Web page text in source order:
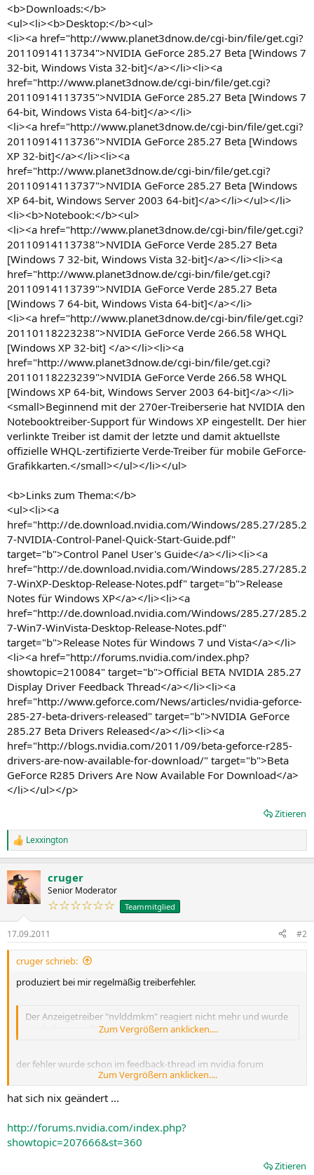
<b>Downloads:</b>
<ul><li><b>Desktop:</b><ul>
<li><a href="http://www.planet3dnow.de/cgi-bin/file/get.cgi?
20110914113734">NVIDIA GeForce 285.27 Beta [Windows 7
32-bit, Windows Vista 32-bit]</a></li><li><a
href="http://www.planet3dnow.de/cgi-bin/file/get.cgi?
20110914113735">NVIDIA GeForce 285.27 Beta [Windows 7
64-bit, Windows Vista 64-bit]</a></li>
<li><a href="http://www.planet3dnow.de/cgi-bin/file/get.cgi?
20110914113736">NVIDIA GeForce 285.27 Beta [Windows
XP 32-bit]</a></li><li><a
href="http://www.planet3dnow.de/cgi-bin/file/get.cgi?
20110914113737">NVIDIA GeForce 285.27 Beta [Windows
XP 64-bit, Windows Server 2003 64-bit]</a></li></ul></li>
<li><b>Notebook:</b><ul>
<li><a href="http://www.planet3dnow.de/cgi-bin/file/get.cgi?
20110914113738">NVIDIA GeForce Verde 285.27 Beta
[Windows 7 32-bit, Windows Vista 32-bit]</a></li><li><a
href="http://www.planet3dnow.de/cgi-bin/file/get.cgi?
20110914113739">NVIDIA GeForce Verde 285.27 Beta
[Windows 7 64-bit, Windows Vista 64-bit]</a></li>
<li><a href="http://www.planet3dnow.de/cgi-bin/file/get.cgi?
20110118223238">NVIDIA GeForce Verde 266.58 WHQL
[Windows XP 32-bit] </a></li><li><a
href="http://www.planet3dnow.de/cgi-bin/file/get.cgi?
20110118223239">NVIDIA GeForce Verde 266.58 WHQL
[Windows XP 64-bit, Windows Server 2003 64-bit]</a></li>
<small>Beginnend mit der 270er-Treiberserie hat NVIDIA den
Notebooktreiber-Support für Windows XP eingestellt. Der hier
verlinkte Treiber ist damit der letzte und damit aktuellste
offizielle WHQL-zertifizierte Verde-Treiber für mobile GeForce-
Grafikkarten.</small></ul></li></ul>
<b>Links zum Thema:</b>
<ul><li><a
href="http://de.download.nvidia.com/Windows/285.27/285.2
7-NVIDIA-Control-Panel-Quick-Start-Guide.pdf"
target="b">Control Panel User's Guide</a></li><li><a
href="http://de.download.nvidia.com/Windows/285.27/285.2
7-WinXP-Desktop-Release-Notes.pdf" target="b">Release
Notes für Windows XP</a></li><li><a
href="http://de.download.nvidia.com/Windows/285.27/285.2
7-Win7-WinVista-Desktop-Release-Notes.pdf"
target="b">Release Notes für Windows 7 und Vista</a></li>
<li><a href="http://forums.nvidia.com/index.php?
showtopic=210084" target="b">Official BETA NVIDIA 285.27
Display Driver Feedback Thread</a></li><li><a
href="http://www.geforce.com/News/articles/nvidia-geforce-
285-27-beta-drivers-released" target="b">NVIDIA GeForce
285.27 Beta Drivers Released</a></li><li><a
href="http://blogs.nvidia.com/2011/09/beta-geforce-r285-
drivers-are-now-available-for-download/" target="b">Beta
GeForce R285 Drivers Are Now Available For Download</a>
</li></ul></p>
Zitieren
R
e
k
t
i
n
e
n
Lexxington
cruger
Senior Moderator
☆☆☆☆☆☆ Teammitglied
17.09.2011 #2
cruger schrieb:
produziert bei mir regelmäßig treiberfehler.
Der Anzeigetreiber "nvlddmkm" reagiert nicht mehr und wurde
Zum Vergrößern anklicken....
der fehler wurde schon im feedback-thread im nvidia forum
Zum Vergrößern anklicken....
hat sich nix geändert ...
http://forums.nvidia.com/index.php?
showtopic=207666&st=360
Zitieren